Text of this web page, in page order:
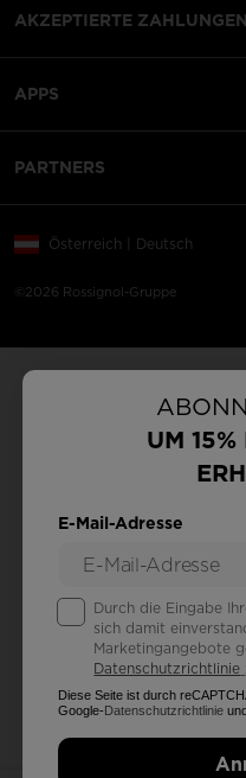
UM
E-Mail-Adresse
Durch die Eingabe
sich damit
Marketingangebote
Datenschutzrichtlinie
Diese Seite ist durch
Google- Datenschutzrichtlinie
AKZEPTIERTE ZAHLUNGEN
APPS
PARTNERS
©2026 Rossignol-Gruppe
Österreich | Deutsch